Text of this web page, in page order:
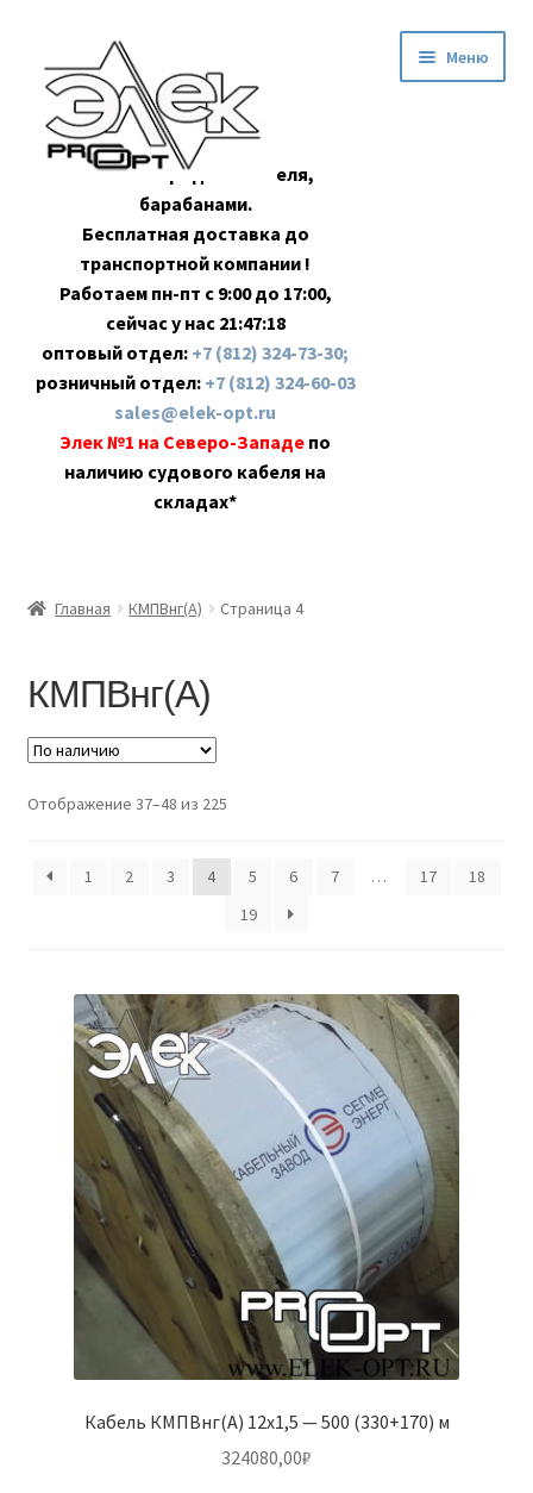
навигации
содержимому
Оптовая продажа кабеля,
барабанами.
Бесплатная доставка до
транспортной компании !
Работаем пн-пт с 9:00 до 17:00,
сейчас у нас 21:47:19
оптовый отдел: +7 (812) 324-73-30;
розничный отдел: +7 (812) 324-60-03
sales@elek-opt.ru
Элек №1 на Северо-Западе по
наличию судового кабеля на
складах*
Меню
Контакты
Розница
Главная КМПВнг(А) Страница 4
КМПВнг(А)
Отображение 37–48 из 225
1 2 3 4 5 6 7 … 17
18
19
Кабель КМПВнг(А) 12х1,5 — 500 (330+170) м
324080,00₽